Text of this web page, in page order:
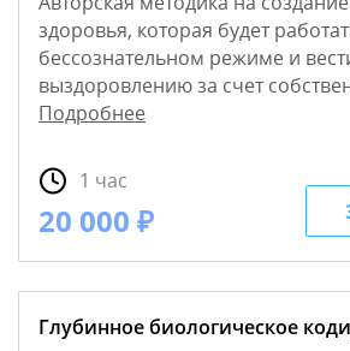
здоровья, которая будет
бессознательном режиме и
выздоровлению за счет
Подробнее
1 час
20 000 ₽
Глубинное биологическое